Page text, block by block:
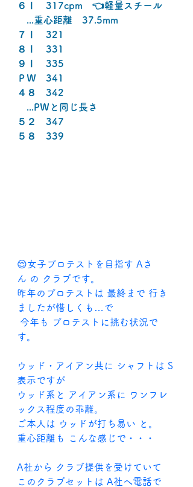
６Ⅰ　317cpm　👈軽量スチール
...重心距離　37.5mm
７Ⅰ　321
８Ⅰ　331
９Ⅰ　335
ＰＷ　341
４８　342
...PＷと同じ長さ
５２　347
５８　339
😌女子プロテストを目指す Aさ
ん の クラブです。
昨年のプロテストは 最終まで 行き
ましたが惜しくも…で
す。
ウッド・アイアン共に シャフトは S
表示ですが
ウッド系と アイアン系に ワンフレ
ックス程度の乖離。
ご本人は ウッドが打ち易い と。
重心距離も こんな感じで・・・
A社から クラブ提供を受けていて
このクラブセットは A社へ電話で